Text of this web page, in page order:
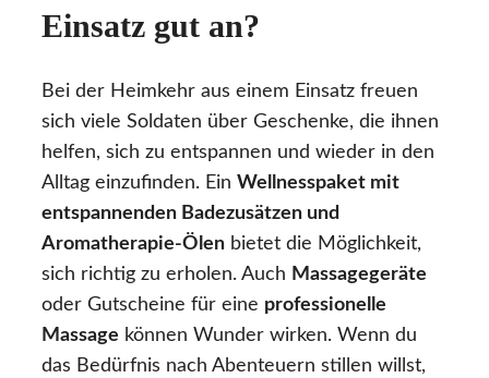
Einsatz gut an?
Bei der Heimkehr aus einem Einsatz freuen
sich viele Soldaten über Geschenke, die ihnen
helfen, sich zu entspannen und wieder in den
Alltag einzufinden. Ein Wellnesspaket mit
entspannenden Badezusätzen und
Aromatherapie-Ölen bietet die Möglichkeit,
sich richtig zu erholen. Auch Massagegeräte
oder Gutscheine für eine professionelle
Massage können Wunder wirken. Wenn du
das Bedürfnis nach Abenteuern stillen willst,